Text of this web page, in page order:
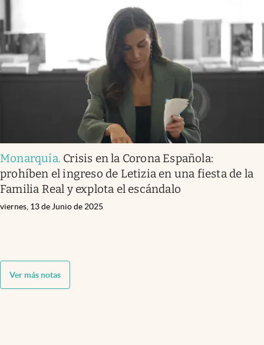
Monarquía. Crisis en la Corona Española:
prohíben el ingreso de Letizia en una fiesta de la
Familia Real y explota el escándalo
viernes, 13 de Junio de 2025
Ver más notas